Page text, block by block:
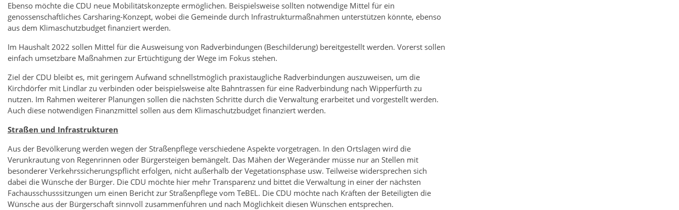
Ebenso möchte die CDU neue Mobilitätskonzepte ermöglichen. Beispielsweise sollten notwendige Mittel für ein
genossenschaftliches Carsharing-Konzept, wobei die Gemeinde durch Infrastrukturmaßnahmen unterstützen könnte, ebenso
aus dem Klimaschutzbudget finanziert werden.
Im Haushalt 2022 sollen Mittel für die Ausweisung von Radverbindungen (Beschilderung) bereitgestellt werden. Vorerst sollen
einfach umsetzbare Maßnahmen zur Ertüchtigung der Wege im Fokus stehen.
Ziel der CDU bleibt es, mit geringem Aufwand schnellstmöglich praxistaugliche Radverbindungen auszuweisen, um die
Kirchdörfer mit Lindlar zu verbinden oder beispielsweise alte Bahntrassen für eine Radverbindung nach Wipperfürth zu
nutzen. Im Rahmen weiterer Planungen sollen die nächsten Schritte durch die Verwaltung erarbeitet und vorgestellt werden.
Auch diese notwendigen Finanzmittel sollen aus dem Klimaschutzbudget finanziert werden.
Straßen und Infrastrukturen
Aus der Bevölkerung werden wegen der Straßenpflege verschiedene Aspekte vorgetragen. In den Ortslagen wird die
Verunkrautung von Regenrinnen oder Bürgersteigen bemängelt. Das Mähen der Wegeränder müsse nur an Stellen mit
besonderer Verkehrssicherungspflicht erfolgen, nicht außerhalb der Vegetationsphase usw. Teilweise widersprechen sich
dabei die Wünsche der Bürger. Die CDU möchte hier mehr Transparenz und bittet die Verwaltung in einer der nächsten
Fachausschusssitzungen um einen Bericht zur Straßenpflege vom TeBEL. Die CDU möchte nach Kräften der Beteiligten die
Wünsche aus der Bürgerschaft sinnvoll zusammenführen und nach Möglichkeit diesen Wünschen entsprechen.